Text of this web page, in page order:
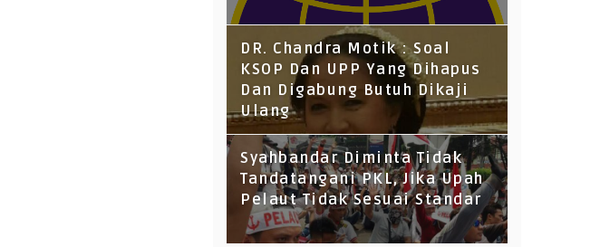
DR. Chandra Motik : Soal
KSOP Dan UPP Yang Dihapus
Dan Digabung Butuh Dikaji
Ulang
Syahbandar Diminta Tidak
Tandatangani PKL, Jika Upah
Pelaut Tidak Sesuai Standar